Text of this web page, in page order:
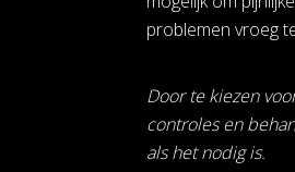
problemen vroeg
Door te kiezen
controles en
als het nodig is.